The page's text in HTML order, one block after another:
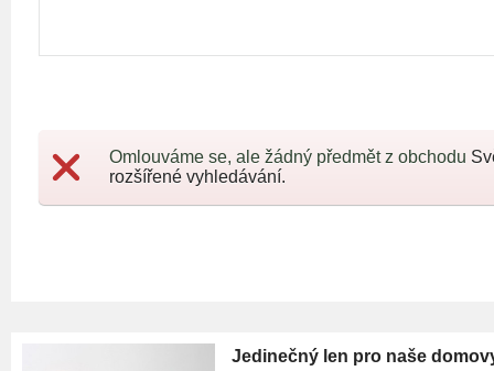
Omlouváme se, ale žádný předmět z obchodu
rozšířené vyhledávání.
Jedinečný len pro naše